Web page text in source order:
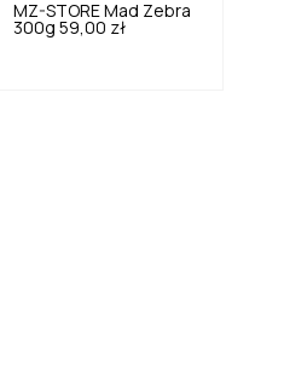
MZ-STORE Mad Zebra
300g 59,00 zł